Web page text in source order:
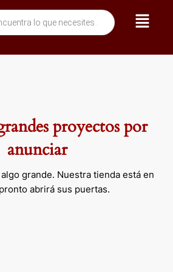
Menú
proyectos por
anunciar
grande. Nuestra tienda está en
abrirá sus puertas.